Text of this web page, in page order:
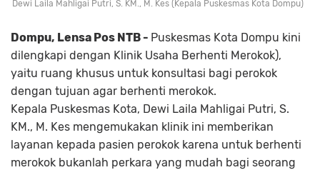
Dewi Laila Mahligai Putri, S. KM., M. Kes (Kepala Puskesmas Kota Dompu)
Dompu, Lensa Pos NTB - Puskesmas Kota Dompu kini
dilengkapi dengan Klinik Usaha Berhenti Merokok),
yaitu ruang khusus untuk konsultasi bagi perokok
dengan tujuan agar berhenti merokok.
Kepala Puskesmas Kota, Dewi Laila Mahligai Putri, S.
KM., M. Kes mengemukakan klinik ini memberikan
layanan kepada pasien perokok karena untuk berhenti
merokok bukanlah perkara yang mudah bagi seorang